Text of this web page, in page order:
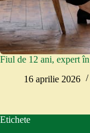
Fiul de 12 ani, expert
16 aprilie 2026
Etichete